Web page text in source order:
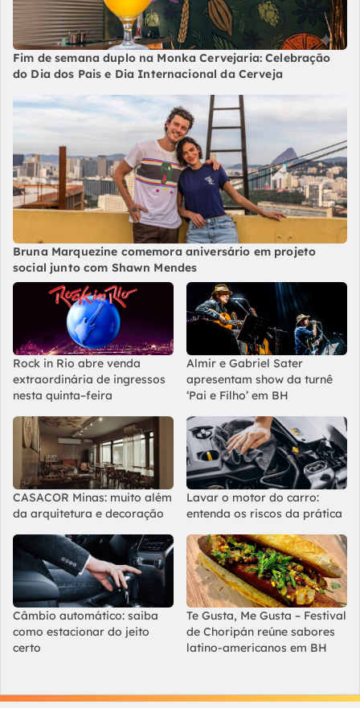
Fim de semana duplo na Monka Cervejaria: Celebração
do Dia dos Pais e Dia Internacional da Cerveja
Bruna Marquezine comemora aniversário em projeto
social junto com Shawn Mendes
Rock in Rio abre venda
extraordinária de ingressos
nesta quinta–feira
Almir e Gabriel Sater
apresentam show da turnê
‘Pai e Filho’ em BH
CASACOR Minas: muito além
da arquitetura e decoração
Lavar o motor do carro:
entenda os riscos da prática
Câmbio automático: saiba
como estacionar do jeito
certo
Te Gusta, Me Gusta – Festival
de Choripán reúne sabores
latino-americanos em BH